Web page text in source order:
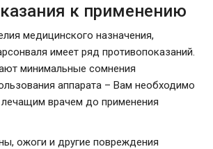
к применению
медицинского назначения,
имеет ряд противопоказаний.
минимальные сомнения
аппарата – Вам необходимо
лечащим врачем до применения
ожоги и другие повреждения